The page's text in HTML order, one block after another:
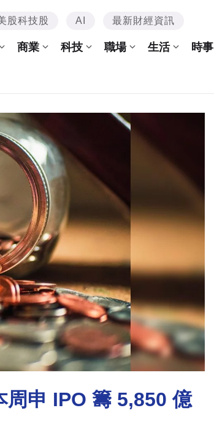
股科技股 AI 最新財經資訊
商業 科技 職場 生活 時事
周申 IPO 籌 5,850 億